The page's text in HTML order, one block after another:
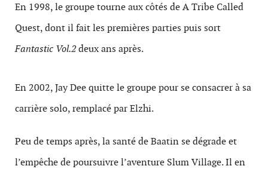
En 1998, le groupe tourne aux côtés de A Tribe Called
Quest, dont il fait les premières parties puis sort
Fantastic Vol.2deux ans après.
En 2002, Jay Dee quitte le groupe pour se consacrer à sa
carrière solo, remplacé par Elzhi.
Peu de temps après, la santé de Baatin se dégrade et
l’empêche de poursuivre l’aventure Slum Village. Il en